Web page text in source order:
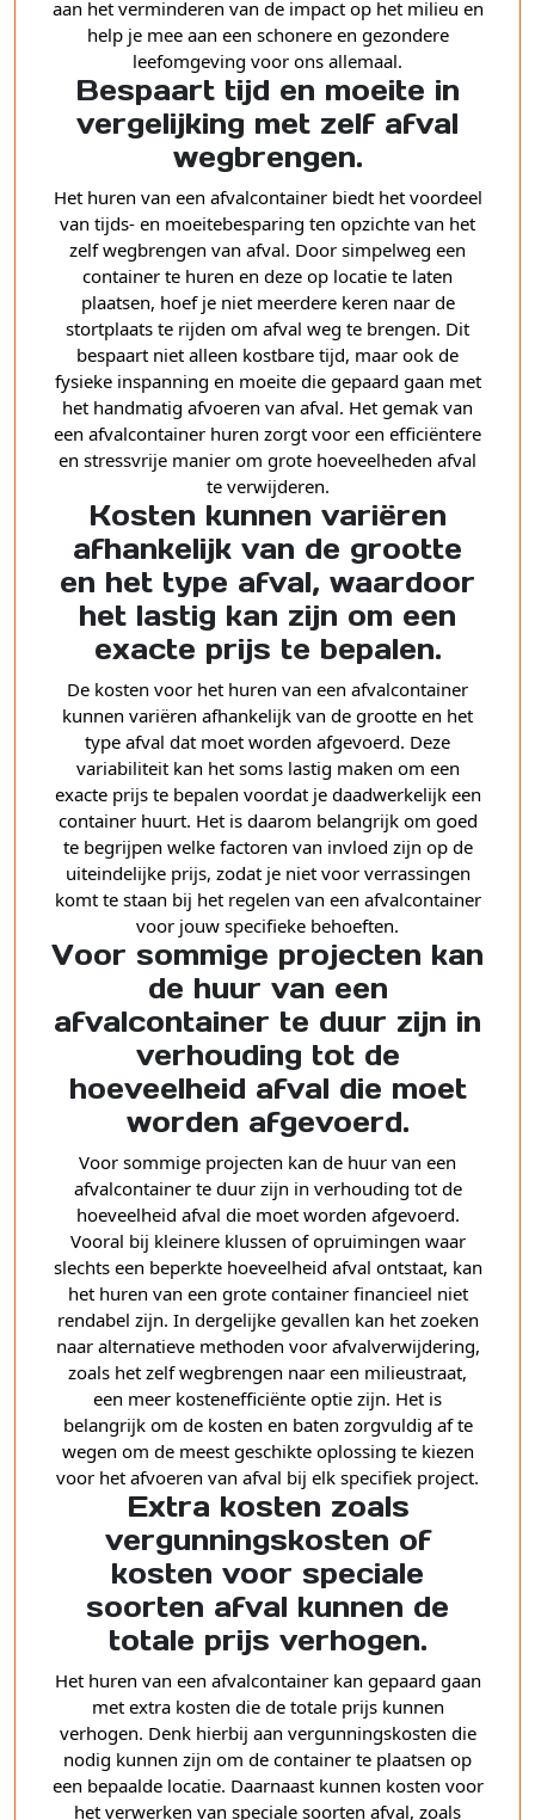
aan het verminderen van de impact op het milieu en
help je mee aan een schonere en gezondere
leefomgeving voor ons allemaal.
Bespaart tijd en moeite in
vergelijking met zelf afval
wegbrengen.
Het huren van een afvalcontainer biedt het voordeel
van tijds- en moeitebesparing ten opzichte van het
zelf wegbrengen van afval. Door simpelweg een
container te huren en deze op locatie te laten
plaatsen, hoef je niet meerdere keren naar de
stortplaats te rijden om afval weg te brengen. Dit
bespaart niet alleen kostbare tijd, maar ook de
fysieke inspanning en moeite die gepaard gaan met
het handmatig afvoeren van afval. Het gemak van
een afvalcontainer huren zorgt voor een efficiëntere
en stressvrije manier om grote hoeveelheden afval
te verwijderen.
Kosten kunnen variëren
afhankelijk van de grootte
en het type afval, waardoor
het lastig kan zijn om een
exacte prijs te bepalen.
De kosten voor het huren van een afvalcontainer
kunnen variëren afhankelijk van de grootte en het
type afval dat moet worden afgevoerd. Deze
variabiliteit kan het soms lastig maken om een
exacte prijs te bepalen voordat je daadwerkelijk een
container huurt. Het is daarom belangrijk om goed
te begrijpen welke factoren van invloed zijn op de
uiteindelijke prijs, zodat je niet voor verrassingen
komt te staan bij het regelen van een afvalcontainer
voor jouw specifieke behoeften.
Voor sommige projecten kan
de huur van een
afvalcontainer te duur zijn in
verhouding tot de
hoeveelheid afval die moet
worden afgevoerd.
Voor sommige projecten kan de huur van een
afvalcontainer te duur zijn in verhouding tot de
hoeveelheid afval die moet worden afgevoerd.
Vooral bij kleinere klussen of opruimingen waar
slechts een beperkte hoeveelheid afval ontstaat, kan
het huren van een grote container financieel niet
rendabel zijn. In dergelijke gevallen kan het zoeken
naar alternatieve methoden voor afvalverwijdering,
zoals het zelf wegbrengen naar een milieustraat,
een meer kostenefficiënte optie zijn. Het is
belangrijk om de kosten en baten zorgvuldig af te
wegen om de meest geschikte oplossing te kiezen
voor het afvoeren van afval bij elk specifiek project.
Extra kosten zoals
vergunningskosten of
kosten voor speciale
soorten afval kunnen de
totale prijs verhogen.
Het huren van een afvalcontainer kan gepaard gaan
met extra kosten die de totale prijs kunnen
verhogen. Denk hierbij aan vergunningskosten die
nodig kunnen zijn om de container te plaatsen op
een bepaalde locatie. Daarnaast kunnen kosten voor
het verwerken van speciale soorten afval, zoals